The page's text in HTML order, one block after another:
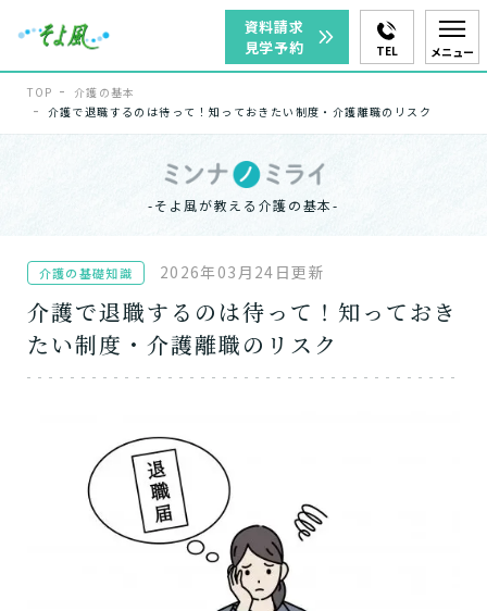
資料請求
見学予約
TEL メニュー
TOP
介護の基本
介護で退職するのは待って！知っておきたい制度・介護離職のリスク
-そよ風が教える介護の基本-
介護の基礎知識 2026年03月24日更新
介護で退職するのは待って！知っておき
たい制度・介護離職のリスク